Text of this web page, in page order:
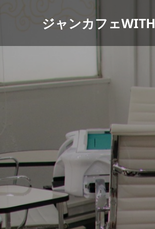
ジャンカフェWITH